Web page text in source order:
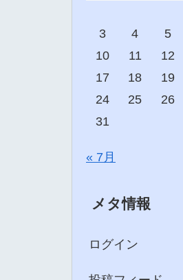
3
4 5
10
11 12
17
18 19
24
25 26
31
« 7月
メタ情報
ログイン